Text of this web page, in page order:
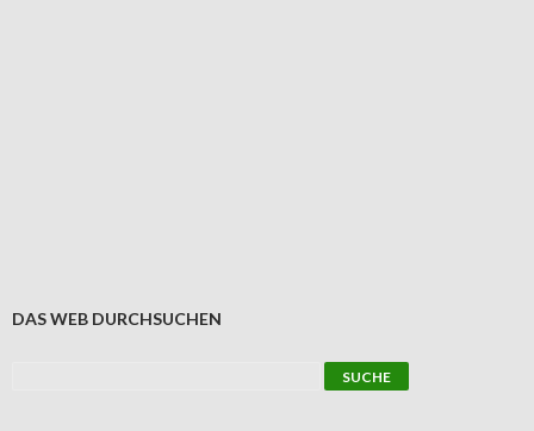
DAS WEB DURCHSUCHEN